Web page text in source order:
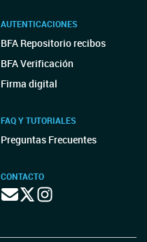
AUTENTICACIONES
BFA Repositorio recibos
BFA Verificación
Firma digital
FAQ Y TUTORIALES
Preguntas Frecuentes
CONTACTO